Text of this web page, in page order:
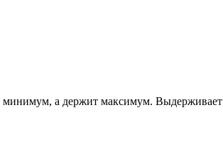
минимум, а держит максимум. Выдерживает